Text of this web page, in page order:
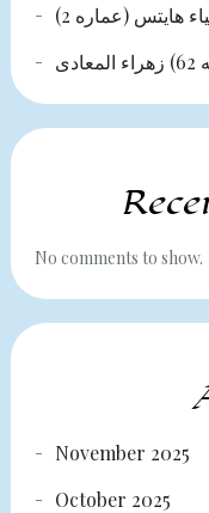
هايتس (عماره 2)
No comments to show.
November 2025
October 2025